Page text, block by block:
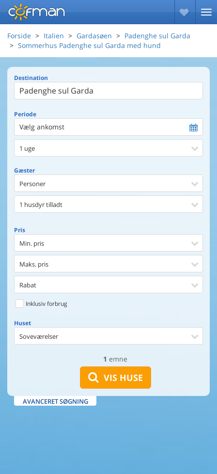
Forside Italien Gardasøen
Padenghe sul Garda
Sommerhus Padenghe sul Garda med hund
Destination
Periode
Vælg ankomst
1 uge
Gæster
Personer
1 husdyr tilladt
Pris
Min. pris
Maks. pris
Rabat
Inklusiv forbrug
Huset
Soveværelser
1 emne
VIS HUSE
Afstand til vand
AVANCERET SØGNING